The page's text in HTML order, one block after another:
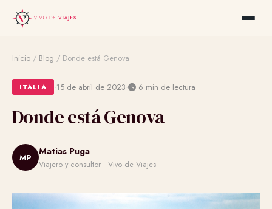
Inicio / Blog / Donde está Genova
ITALIA 15 de abril de 2023 6 min de lectura
Donde está Genova
MP
Matias Puga
Viajero y consultor · Vivo de Viajes